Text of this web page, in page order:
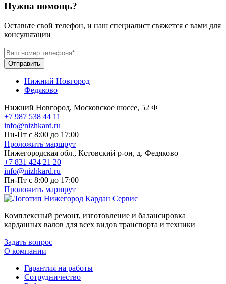
Нужна помощь?
Оставьте свой телефон, и наш специалист свяжется с вами для
консультации
Отправить
Нижний Новгород
Федяково
Нижний Новгород, Московское шоссе, 52 Ф
+7 987 538 44 11
info@nizhkard.ru
Пн-Пт с 8:00 до 17:00
Проложить маршрут
Нижегородская обл., Кстовский р-он, д. Федяково
+7 831 424 21 20
info@nizhkard.ru
Пн-Пт с 8:00 до 17:00
Проложить маршрут
Комплексный ремонт, изготовление и балансировка
карданных валов для всех видов транспорта и техники
Задать вопрос
О компании
Гарантия на работы
Сотрудничество